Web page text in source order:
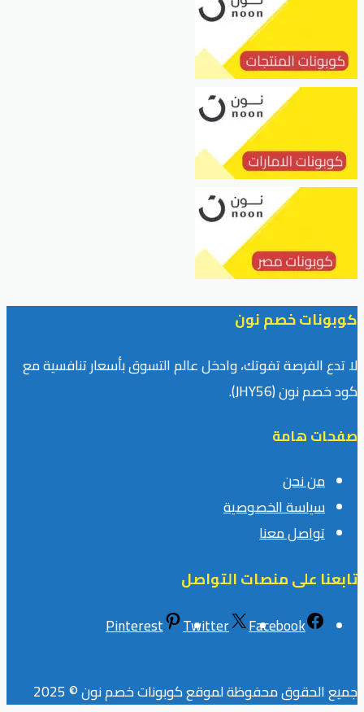
كوبونات خصم نون
لا تدع الفرصة تفوتك، وادخل عالم التسوق بأسعار تنافسية مع
كود خصم نون (JHY56).
صفحات هامة
من نحن
سياسة الخصوصية
تواصل معنا
تابعنا على منصات التواصل
Facebook
Twitter
Pinterest
جميع الحقوق محفوظة لموقع كوبونات خصم نون © 2025